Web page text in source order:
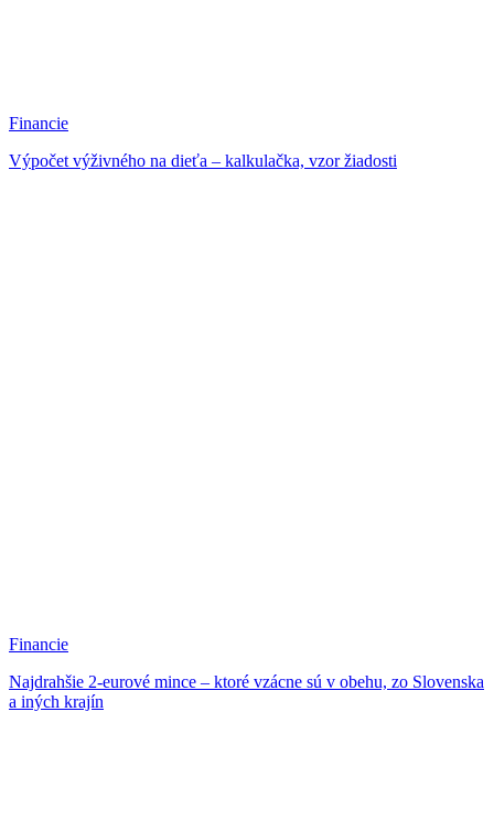
Financie
Výpočet výživného na dieťa – kalkulačka, vzor žiadosti
Financie
Najdrahšie 2-eurové mince – ktoré vzácne sú v obehu, zo Slovenska
a iných krajín